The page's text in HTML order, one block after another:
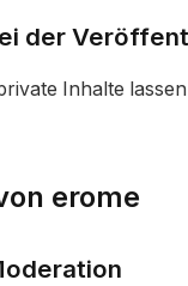
der
Inhalte
erome